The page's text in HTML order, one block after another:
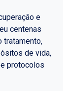
e
centenas
tratamento,
de vida,
protocolos